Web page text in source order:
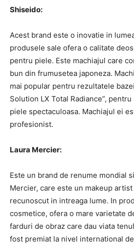
Shiseido:
Acest brand este o inovatie in
produsele sale ofera o calitate
pentru piele. Este machiajul care
bun din frumusetea japoneza.
mai popular pentru rezultatele
Solution LX Total Radiance”,
piele spectaculoasa. Machiajul ei
profesionist.
Laura Mercier:
Este un brand de renume mondial
Mercier, care este un makeup
recunoscut in intreaga lume. In
cosmetice, ofera o mare varietate
farduri de obraz care dau viata
fost premiat la nivel international